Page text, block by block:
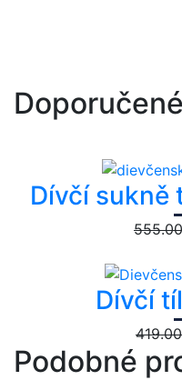
Dívčí sukně
Dívčí
Podobné